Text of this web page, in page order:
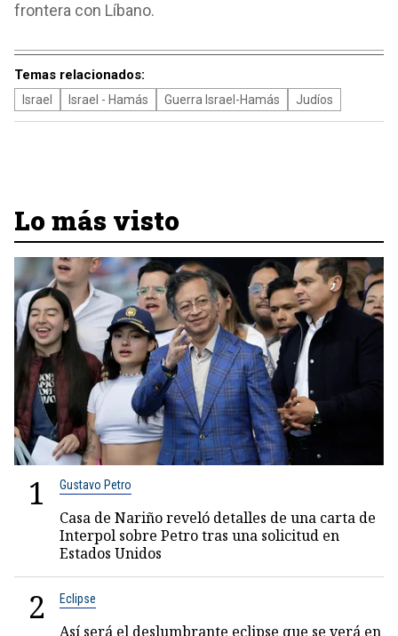
frontera con Líbano.
Temas relacionados:
Israel Israel - Hamás Guerra Israel-Hamás Judíos
Lo más visto
1 Gustavo Petro
Casa de Nariño reveló detalles de una carta de
Interpol sobre Petro tras una solicitud en
Estados Unidos
2 Eclipse
Así será el deslumbrante eclipse que se verá en